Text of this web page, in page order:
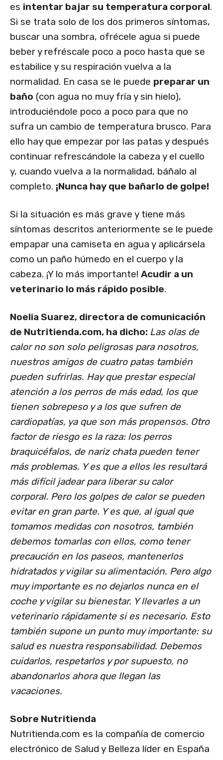
es intentar bajar su temperatura corporal.
Si se trata solo de los dos primeros síntomas,
buscar una sombra, ofrécele agua si puede
beber y refréscale poco a poco hasta que se
estabilice y su respiración vuelva a la
normalidad. En casa se le puede preparar un
baño (con agua no muy fría y sin hielo),
introduciéndole poco a poco para que no
sufra un cambio de temperatura brusco. Para
ello hay que empezar por las patas y después
continuar refrescándole la cabeza y el cuello
y, cuando vuelva a la normalidad, báñalo al
completo. ¡Nunca hay que bañarlo de golpe!
Si la situación es más grave y tiene más
síntomas descritos anteriormente se le puede
empapar una camiseta en agua y aplicársela
como un paño húmedo en el cuerpo y la
cabeza. ¡Y lo más importante! Acudir a un
veterinario lo más rápido posible.
Noelia Suarez, directora de comunicación
de Nutritienda.com, ha dicho: Las olas de
calor no son solo peligrosas para nosotros,
nuestros amigos de cuatro patas también
pueden sufrirlas. Hay que prestar especial
atención a los perros de más edad, los que
tienen sobrepeso y a los que sufren de
cardiopatías, ya que son más propensos. Otro
factor de riesgo es la raza: los perros
braquicéfalos, de nariz chata pueden tener
más problemas. Y es que a ellos les resultará
más difícil jadear para liberar su calor
corporal. Pero los golpes de calor se pueden
evitar en gran parte. Y es que, al igual que
tomamos medidas con nosotros, también
debemos tomarlas con ellos, como tener
precaución en los paseos, mantenerlos
hidratados y vigilar su alimentación. Pero algo
muy importante es no dejarlos nunca en el
coche y vigilar su bienestar. Y llevarles a un
veterinario rápidamente si es necesario. Esto
también supone un punto muy importante: su
salud es nuestra responsabilidad. Debemos
cuidarlos, respetarlos y por supuesto, no
abandonarlos ahora que llegan las
vacaciones.
Sobre Nutritienda
Nutritienda.com es la compañía de comercio
electrónico de Salud y Belleza líder en España